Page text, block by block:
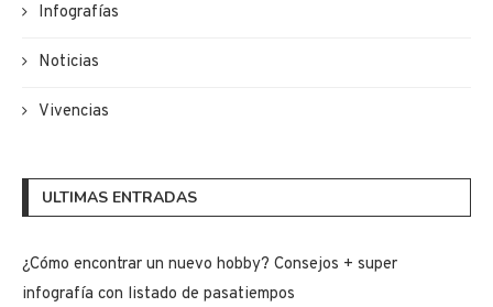
Infografías
Noticias
Vivencias
ULTIMAS ENTRADAS
¿Cómo encontrar un nuevo hobby? Consejos + super
infografía con listado de pasatiempos